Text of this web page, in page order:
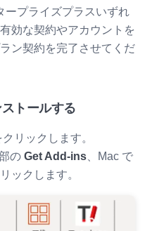
ープライズプラスいずれ
効な契約やアカウントを
ン契約を完了させてくだ
トールする
クリックします。
の Get Add-ins 、Mac で
ックします。